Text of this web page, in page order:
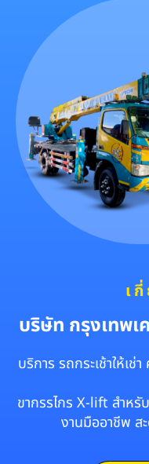
เ
บริษัท กรุงเทพเ
บริการ รถกระเช้าให้เช่
ขากรรไกร X-lift สำหรั
งานมืออาชีพ ส